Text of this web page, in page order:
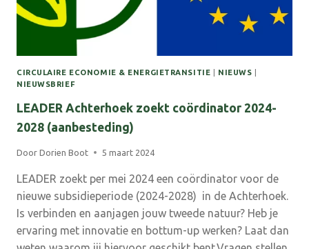
CIRCULAIRE ECONOMIE & ENERGIETRANSITIE NIEUWS
NIEUWSBRIEF
LEADER Achterhoek zoekt coördinator 2024-
2028 (aanbesteding)
Door Dorien Boot 5 maart 2024
LEADER zoekt per mei 2024 een coördinator voor de
nieuwe subsidieperiode (2024-2028) in de Achterhoek.
Is verbinden en aanjagen jouw tweede natuur? Heb je
ervaring met innovatie en bottum-up werken? Laat dan